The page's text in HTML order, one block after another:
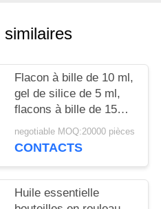
similaires
Flacon à bille de 10 ml,
gel de silice de 5 ml,
flacons à bille de 15
ml, portable, monté sur
cordon, flacon à bille
pour flacon
negotiable MOQ:20000 pièces
CONTACTS
Huile essentielle